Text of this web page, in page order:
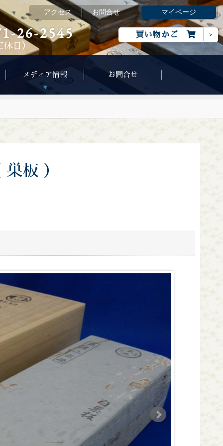
アクセス お問合せ マイページ
26-2545
休日）
買い物かご
メディア情報 お問合せ
巣板 ）